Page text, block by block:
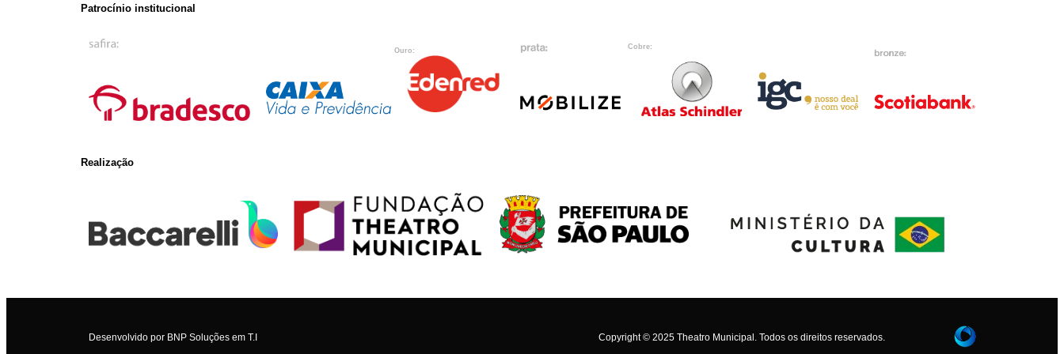
Patrocínio institucional
Ouro:
Cobre:
Realização
Copyright © 2025 Theatro Municipal. Todos os direitos reservados.
Desenvolvido por BNP Soluções em T.I